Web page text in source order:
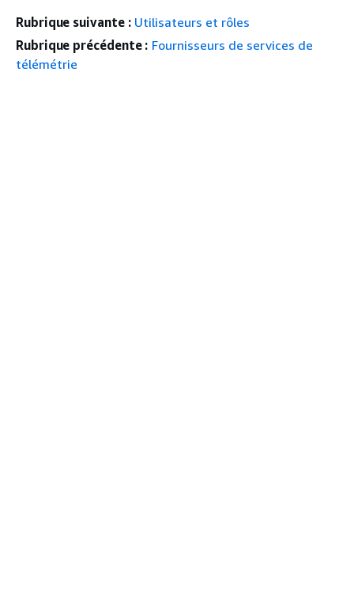
Rubrique suivante : Utilisateurs et rôles
Rubrique précédente : Fournisseurs de services de
télémétrie